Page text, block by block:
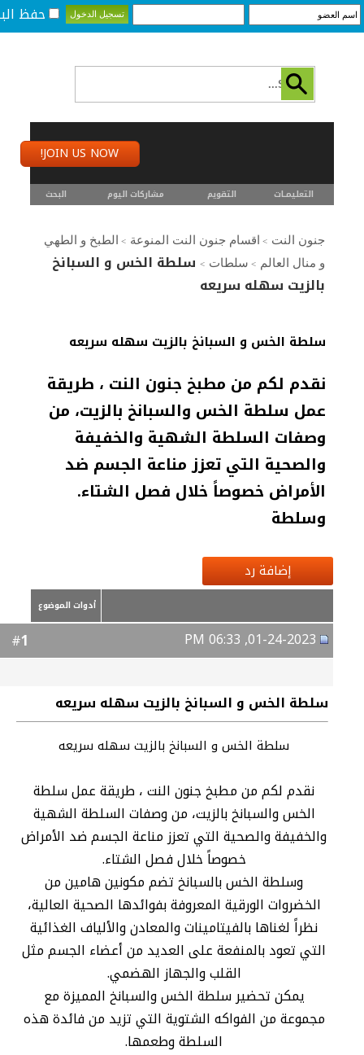
حفظ
JOIN US NOW!
التعليمـــات التقويم مشاركات اليوم البحث
جنون النت > اقسام جنون النت المنوعة >
الطبخ و الطهي
و منال العالم > سلطات > سلطة الخس و السبانخ
بالزيت سهله سريعه
سلطة الخس و السبانخ بالزيت سهله سريعه
نقدم لكم من مطبخ جنون النت ، طريقة
عمل سلطة الخس والسبانخ بالزيت، من
وصفات السلطة الشهية والخفيفة
والصحية التي تعزز مناعة الجسم ضد
الأمراض خصوصاً خلال فصل الشتاء.
وسلطة
إضافة رد
أدوات الموضوع
1
سلطة الخس و السبانخ بالزيت سهله سريعه
سلطة الخس و السبانخ بالزيت سهله سريعه
نقدم لكم من مطبخ جنون النت ، طريقة عمل سلطة
الخس والسبانخ بالزيت، من وصفات السلطة الشهية
والخفيفة والصحية التي تعزز مناعة الجسم ضد الأمراض
خصوصاً خلال فصل الشتاء.
وسلطة الخس بالسبانخ تضم مكونين هامين من
الخضروات الورقية المعروفة بفوائدها الصحية العالية،
نظراً لغناها بالفيتامينات والمعادن والألياف الغذائية
التي تعود بالمنفعة على العديد من أعضاء الجسم مثل
القلب والجهاز الهضمي.
يمكن تحضير سلطة الخس والسبانخ المميزة مع
مجموعة من الفواكه الشتوية التي تزيد من فائدة هذه
السلطة وطعمها.